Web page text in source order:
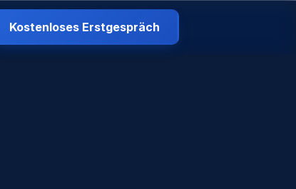
Kostenloses Erstgespräch